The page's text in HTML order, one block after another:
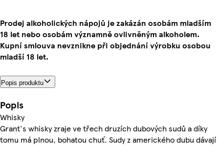
Prodej alkoholických nápojů je zakázán osobám mladším
18 let nebo osobám významně ovlivněným alkoholem.
Kupní smlouva nevznikne při objednání výrobku osobou
mladší 18 let.
Popis produktu
Popis
Whisky
Grant's whisky zraje ve třech druzích dubových sudů a díky
tomu má plnou, bohatou chuť. Sudy z amerického dubu dávají